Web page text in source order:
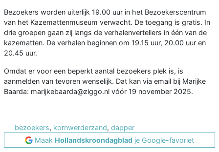
Bezoekers worden uiterlijk 19.00 uur in het Bezoekerscentrum
van het Kazemattenmuseum verwacht. De toegang is gratis. In
drie groepen gaan zij langs de verhalenvertellers in één van de
kazematten. De verhalen beginnen om 19.15 uur, 20.00 uur en
20.45 uur.
Omdat er voor een beperkt aantal bezoekers plek is, is
aanmelden van tevoren wenselijk. Dat kan via email bij Marijke
Baarda: marijkebaarda@ziggo.nl vóór 19 november 2025.
bezoekers, kornwerderzand, dapper
Maak Hollandskroondagblad je Google-favoriet